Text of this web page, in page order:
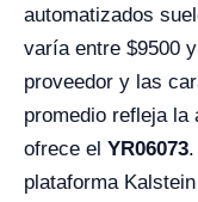
automatizados
varía entre $9500
proveedor y las
promedio refleja la
ofrece el YR06073
plataforma